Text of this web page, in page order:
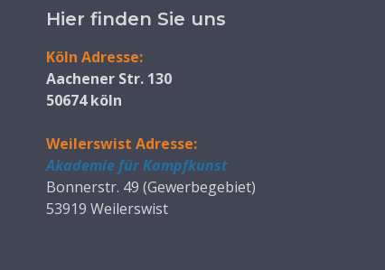
Hier finden Sie uns
Köln Adresse:
Aachener Str. 130
50674 köln
Weilerswist Adresse:
Akademie für Kampfkunst
Bonnerstr. 49 (Gewerbegebiet)
53919 Weilerswist